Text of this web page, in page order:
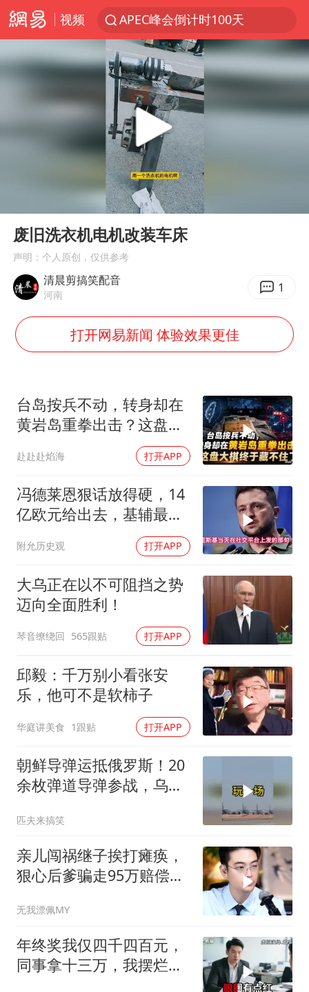
视频
APEC峰会倒计时100天
众星发文悼念秦焰
“还不如不放假”
医疗垃圾做手机壳 这也是谋财害命
武契奇：欧洲已处于大战边缘
下党之路
Play
废旧洗衣机电机改装车床
声明：个人原创，仅供参考
清晨剪搞笑配音
河南 1
打开网易新闻 体验效果更佳
台岛按兵不动，转身却在
黄岩岛重拳出击？这盘大
赴赴赴焰海 打开APP
冯德莱恩狠话放得硬，14
亿欧元给出去，基辅最缺
的东西却一样没补上
附允历史观 打开APP
大乌正在以不可阻挡之势
迈向全面胜利！
琴音缭绕回 565跟贴 打开APP
邱毅：千万别小看张安
乐，他可不是软柿子
华庭讲美食 1跟贴 打开APP
朝鲜导弹运抵俄罗斯！20
余枚弹道导弹参战，乌克
匹夫来搞笑
亲儿闯祸继子挨打瘫痪，
狠心后爹骗走95万赔偿金
无我漂佩MY
年终奖我仅四千四百元，
同事拿十三万，我摆烂离